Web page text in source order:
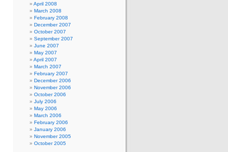
April 2008
March 2008
February 2008
December 2007
October 2007
September 2007
June 2007
May 2007
April 2007
March 2007
February 2007
December 2006
November 2006
October 2006
July 2006
May 2006
March 2006
February 2006
January 2006
November 2005
October 2005